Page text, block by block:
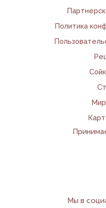
Политика
Мы в